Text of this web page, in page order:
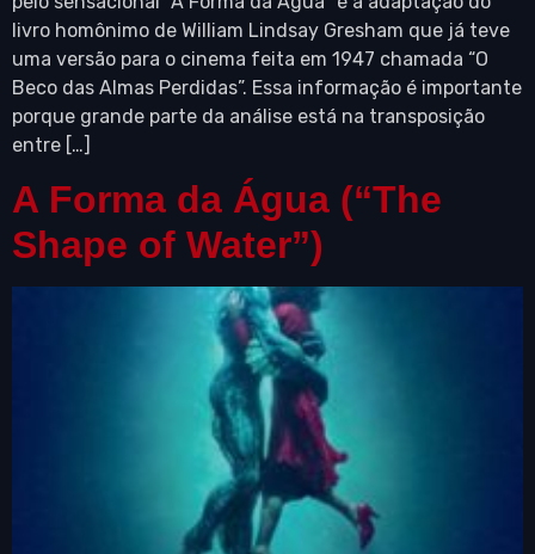
livro homônimo de William Lindsay Gresham que já teve
uma versão para o cinema feita em 1947 chamada “O
Beco das Almas Perdidas”. Essa informação é importante
porque grande parte da análise está na transposição
entre […]
A Forma da Água (“The
Shape of Water”)